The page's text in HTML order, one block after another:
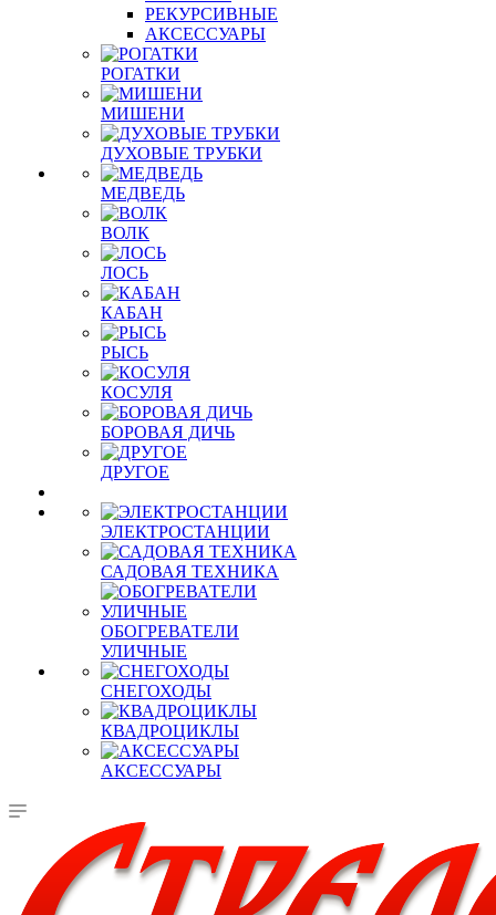
РЕКУРСИВНЫЕ
АКСЕССУАРЫ
РОГАТКИ
МИШЕНИ
ДУХОВЫЕ ТРУБКИ
МЕДВЕДЬ
ВОЛК
ЛОСЬ
КАБАН
РЫСЬ
КОСУЛЯ
БОРОВАЯ ДИЧЬ
ДРУГОЕ
ЭЛЕКТРОСТАНЦИИ
САДОВАЯ ТЕХНИКА
ОБОГРЕВАТЕЛИ
УЛИЧНЫЕ
СНЕГОХОДЫ
КВАДРОЦИКЛЫ
АКСЕССУАРЫ